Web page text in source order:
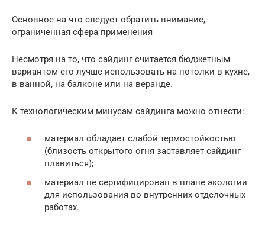
Основное на что следует обратить внимание,
ограниченная сфера применения
Несмотря на то, что сайдинг считается бюджетным
вариантом его лучше использовать на потолки в кухне,
в ванной, на балконе или на веранде.
К технологическим минусам сайдинга можно отнести:
материал обладает слабой термостойкостью
(близость открытого огня заставляет сайдинг
плавиться);
материал не сертифицирован в плане экологии
для использования во внутренних отделочных
работах.